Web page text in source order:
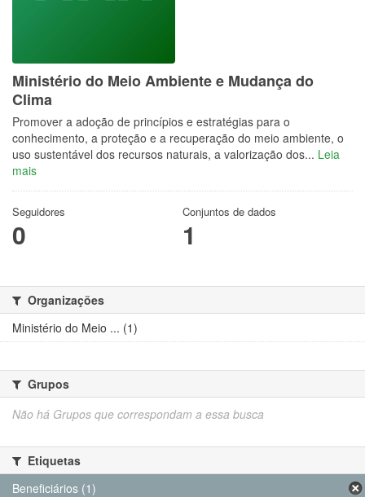
Ministério do Meio Ambiente e Mudança do
Clima
Promover a adoção de princípios e estratégias para o
conhecimento, a proteção e a recuperação do meio ambiente, o
uso sustentável dos recursos naturais, a valorização dos... Leia
mais
Seguidores
0
Conjuntos de dados
1
Organizações
Ministério do Meio ... (1)
Grupos
Não há Grupos que correspondam a essa busca
Etiquetas
Beneficiários (1)